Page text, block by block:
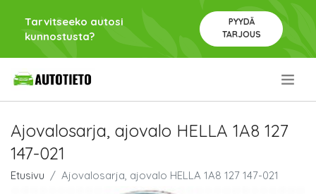
Tarvitseeko autosi
kunnostusta?
PYYDÄ
TARJOUS
Ajovalosarja, ajovalo HELLA 1A8 127
147-021
Etusivu Ajovalosarja, ajovalo HELLA 1A8 127 147-021